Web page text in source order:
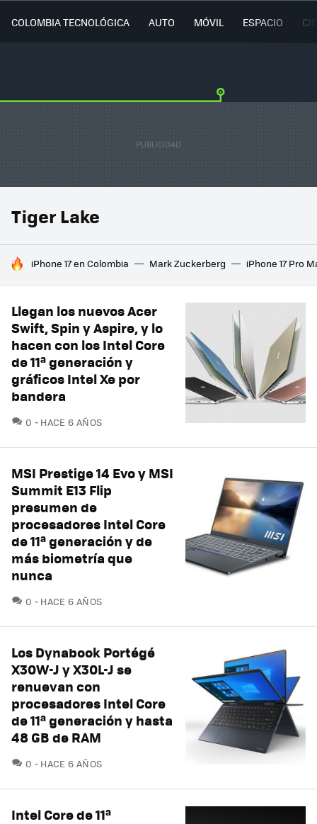
COLOMBIA TECNOLÓGICA AUTO MÓVIL ESPACIO
Tiger Lake
HOY SE HABLA DE
iPhone 17 en Colombia Mark Zuckerberg iPhone 17 Pro
Llegan los nuevos Acer
Swift, Spin y Aspire, y lo
hacen con los Intel Core
de 11ª generación y
gráficos Intel Xe por
bandera
0 COMENTARIOS
HACE 6 AÑOS
MSI Prestige 14 Evo y MSI
Summit E13 Flip
presumen de
procesadores Intel Core
de 11ª generación y de
más biometría que
nunca
0 COMENTARIOS
HACE 6 AÑOS
Los Dynabook Portégé
X30W-J y X30L-J se
renuevan con
procesadores Intel Core
de 11ª generación y hasta
48 GB de RAM
0 COMENTARIOS
HACE 6 AÑOS
Intel Core de 11ª